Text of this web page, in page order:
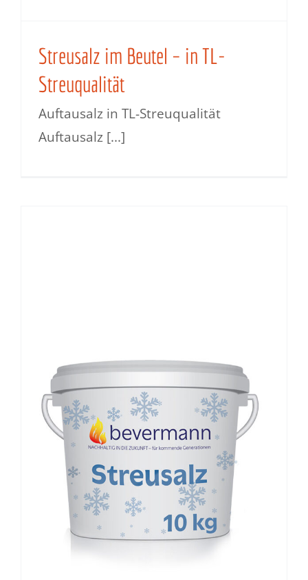
Streusalz im Beutel – in TL-
Streuqualität
Auftausalz in TL-Streuqualität
Auftausalz [...]